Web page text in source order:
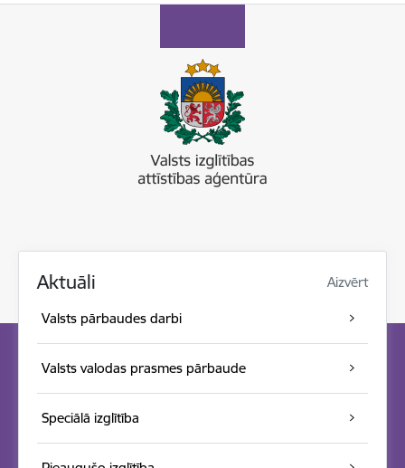
Aktuāli Aizvērt
Valsts pārbaudes darbi
Valsts valodas prasmes pārbaude
Speciālā izglītība